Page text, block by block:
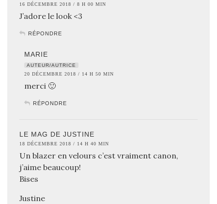
16 DÉCEMBRE 2018 / 8 H 00 MIN
J’adore le look <3
RÉPONDRE
MARIE
AUTEUR/AUTRICE
20 DÉCEMBRE 2018 / 14 H 50 MIN
merci 🙂
RÉPONDRE
LE MAG DE JUSTINE
18 DÉCEMBRE 2018 / 14 H 40 MIN
Un blazer en velours c’est vraiment canon,
j’aime beaucoup!
Bises
Justine